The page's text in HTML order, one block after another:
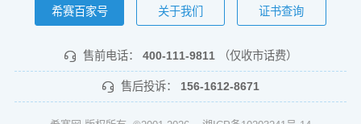
希赛百家号 关于我们 证书查询
售前电话： 400-111-9811 （仅收市话费）
售后投诉： 156-1612-8671